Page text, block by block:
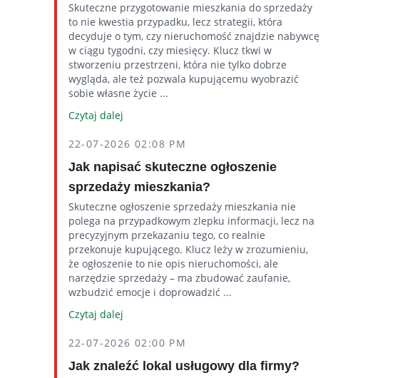
Skuteczne przygotowanie mieszkania do sprzedaży
to nie kwestia przypadku, lecz strategii, która
decyduje o tym, czy nieruchomość znajdzie nabywcę
w ciągu tygodni, czy miesięcy. Klucz tkwi w
stworzeniu przestrzeni, która nie tylko dobrze
wygląda, ale też pozwala kupującemu wyobrazić
sobie własne życie ...
Czytaj dalej
22-07-2026 02:08 PM
Jak napisać skuteczne ogłoszenie
sprzedaży mieszkania?
Skuteczne ogłoszenie sprzedaży mieszkania nie
polega na przypadkowym zlepku informacji, lecz na
precyzyjnym przekazaniu tego, co realnie
przekonuje kupującego. Klucz leży w zrozumieniu,
że ogłoszenie to nie opis nieruchomości, ale
narzędzie sprzedaży – ma zbudować zaufanie,
wzbudzić emocje i doprowadzić ...
Czytaj dalej
22-07-2026 02:00 PM
Jak znaleźć lokal usługowy dla firmy?